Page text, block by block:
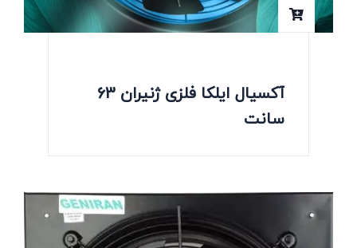
آکسیال ایلکا فلزی ژنیران 63
سانت